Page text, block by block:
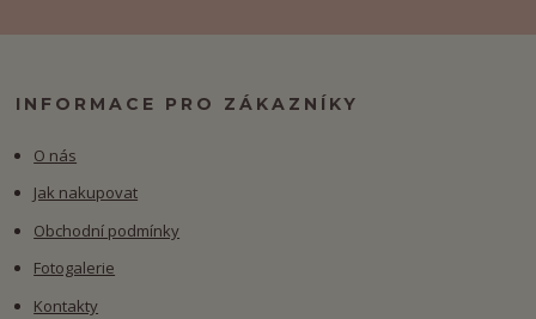
INFORMACE PRO ZÁKAZNÍKY
O nás
Jak nakupovat
Obchodní podmínky
Fotogalerie
Kontakty